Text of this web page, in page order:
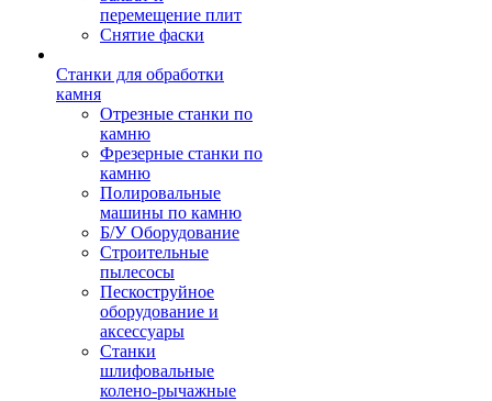
перемещение плит
Снятие фаски
Станки для обработки
камня
Отрезные станки по
камню
Фрезерные станки по
камню
Полировальные
машины по камню
Б/У Оборудование
Строительные
пылесосы
Пескоструйное
оборудование и
аксессуары
Станки
шлифовальные
колено-рычажные